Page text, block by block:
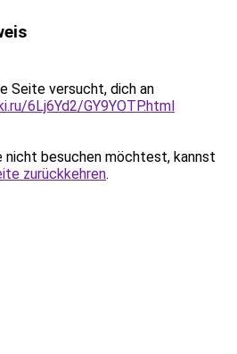
Seite versucht, dich an
6Lj6Yd2/GY9YOTP.html
nicht besuchen möchtest, kannst
zurückkehren.